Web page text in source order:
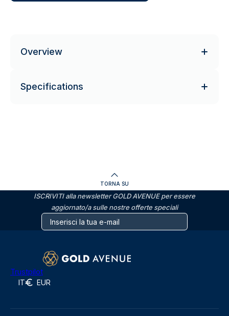
Overview
Specifications
TORNA SU
ISCRIVITI alla newsletter GOLD AVENUE per essere
aggiornato/a sulle nostre offerte speciali
Trustpilot
IT EUR